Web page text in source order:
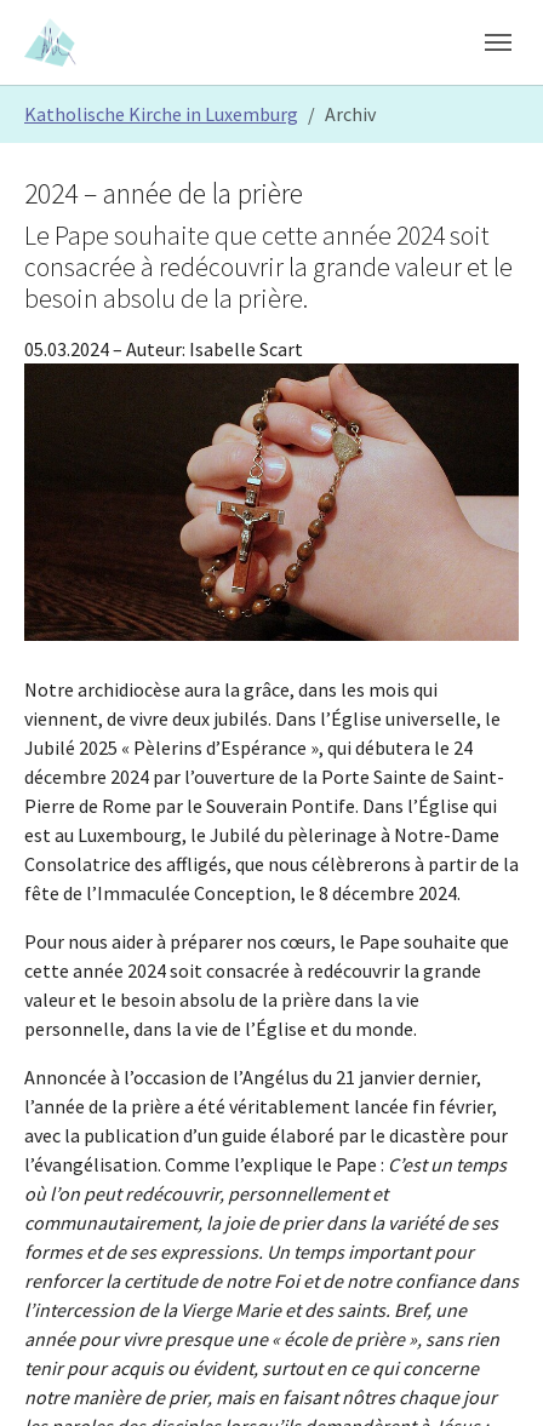
Skip to main content
Skip to page footer
Katholische Kirche in Luxemburg Archiv
2024 – année de la prière
Le Pape souhaite que cette année 2024 soit
consacrée à redécouvrir la grande valeur et le
besoin absolu de la prière.
05.03.2024– Auteur: Isabelle Scart
Notre archidiocèse aura la grâce, dans les mois qui
viennent, de vivre deux jubilés. Dans l’Église universelle, le
Jubilé 2025 « Pèlerins d’Espérance », qui débutera le 24
décembre 2024 par l’ouverture de la Porte Sainte de Saint-
Pierre de Rome par le Souverain Pontife. Dans l’Église qui
est au Luxembourg, le Jubilé du pèlerinage à Notre-Dame
Consolatrice des affligés, que nous célèbrerons à partir de la
fête de l’Immaculée Conception, le 8 décembre 2024.
Pour nous aider à préparer nos cœurs, le Pape souhaite que
cette année 2024 soit consacrée à redécouvrir la grande
valeur et le besoin absolu de la prière dans la vie
personnelle, dans la vie de l’Église et du monde.
Annoncée à l’occasion de l’Angélus du 21 janvier dernier,
l’année de la prière a été véritablement lancée fin février,
avec la publication d’un guide élaboré par le dicastère pour
l’évangélisation. Comme l’explique le Pape : C’est un temps
où l’on peut redécouvrir, personnellement et
communautairement, la joie de prier dans la variété de ses
formes et de ses expressions. Un temps important pour
renforcer la certitude de notre Foi et de notre confiance dans
l’intercession de la Vierge Marie et des saints. Bref, une
année pour vivre presque une « école de prière », sans rien
tenir pour acquis ou évident, surtout en ce qui concerne
notre manière de prier, mais en faisant nôtres chaque jour